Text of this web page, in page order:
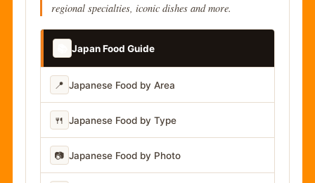
regional specialties, iconic dishes and more.
Japan Food Guide
📍 Japanese Food by Area
🍴 Japanese Food by Type
📷 Japanese Food by Photo